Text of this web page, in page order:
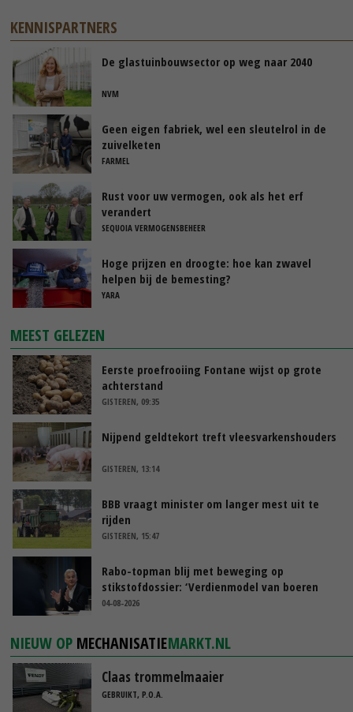
KENNISPARTNERS
De glastuinbouwsector op weg naar 2040
NVM
Geen eigen fabriek, wel een sleutelrol in de
zuivelketen
FARMEL
Rust voor uw vermogen, ook als het erf
verandert
SEQUOIA VERMOGENSBEHEER
Hoge prijzen en droogte: hoe kan zwavel
helpen bij de bemesting?
YARA
MEEST GELEZEN
Eerste proefrooiing Fontane wijst op grote
achterstand
GISTEREN, 09:35
Nijpend geldtekort treft vleesvarkenshouders
GISTEREN, 13:14
BBB vraagt minister om langer mest uit te
rijden
GISTEREN, 15:47
Rabo-topman blij met beweging op
stikstofdossier: ‘Verdienmodel van boeren
blijft cruciaal’
04-08-2026
NIEUW OP MECHANISATIEMARKT.NL
Claas trommelmaaier
GEBRUIKT, P.O.A.